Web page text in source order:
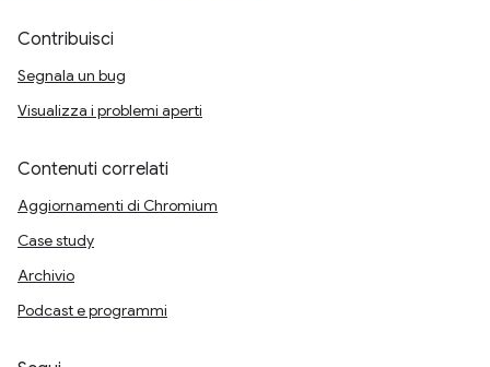
Contribuisci
Segnala un bug
Visualizza i problemi aperti
Contenuti correlati
Aggiornamenti di Chromium
Case study
Archivio
Podcast e programmi